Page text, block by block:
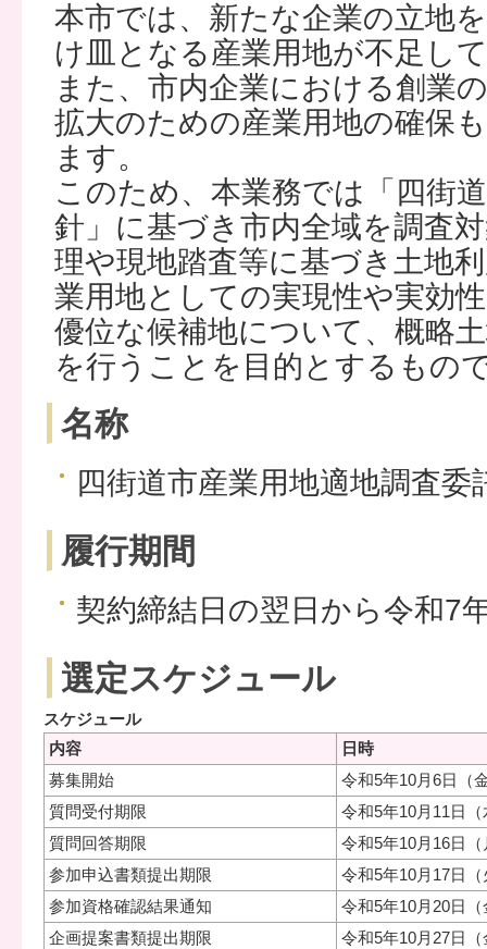
本市では、新たな企業の立地
け皿となる産業用地が不足し
また、市内企業における創業
拡大のための産業用地の確保
ます。
このため、本業務では「四街
針」に基づき市内全域を調査
理や現地踏査等に基づき土地
業用地としての実現性や実効
優位な候補地について、概略
を行うことを目的とするもの
名称
四街道市産業用地適地調査委
履行期間
契約締結日の翌日から令和7
選定スケジュール
スケジュール
内容
日時
募集開始
令和5年10月6日（
質問受付期限
令和5年10月11日
質問回答期限
令和5年10月16日
参加申込書類提出期限
令和5年10月17日
参加資格確認結果通知
令和5年10月20日
企画提案書類提出期限
令和5年10月27日